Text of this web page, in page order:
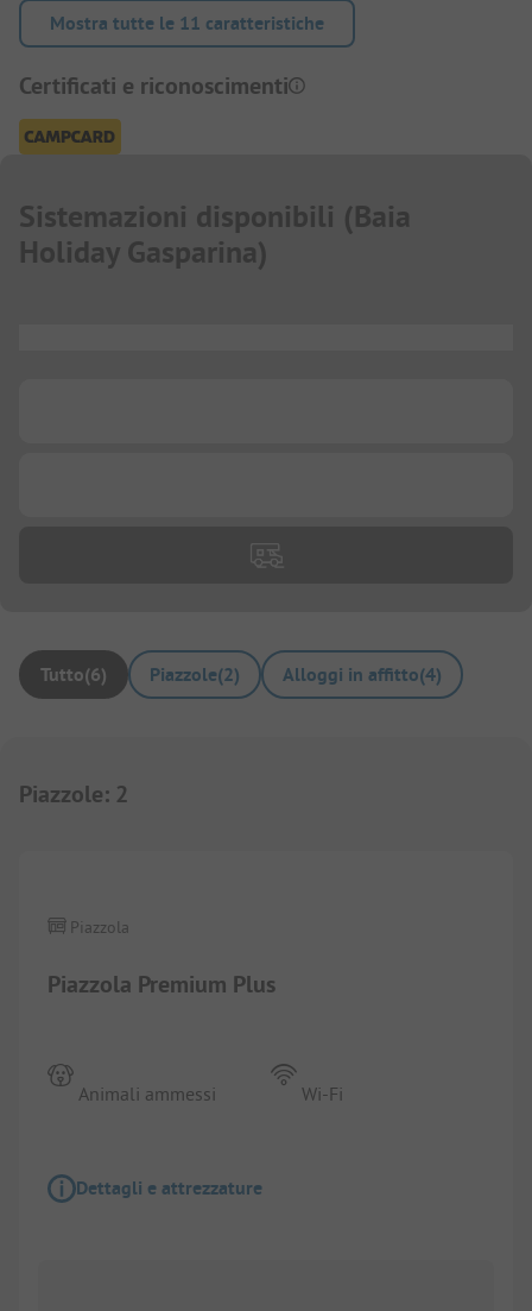
Mostra tutte le 11 caratteristiche
Certificati e riconoscimenti
Sistemazioni disponibili (Baia
Holiday Gasparina)
Tutto(6) Piazzole(2) Alloggi in affitto(4)
Piazzole: 2
Piazzola Premium Plus
Piazzola
Animali ammessi Wi-Fi
Dettagli e attrezzature